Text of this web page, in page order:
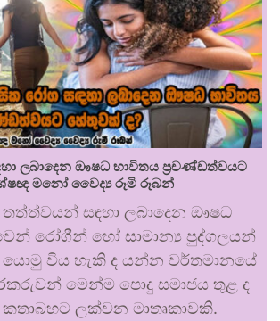
ලබාදෙන ඖෂධ භාවිතය ප්‍රචණ්ඩත්වයට
මනෝ වෛද්‍ය රූමි රූබන්
සඳහා ලබාදෙන ඖෂධ
රෝගීන් හෝ සාමාන්‍ය පුද්ගලයන්
විය හැකි ද යන්න වර්තමානයේ
මෙන්ම පොදු සමාජය තුළ ද
ලක්වන මාතෘකාවකි.